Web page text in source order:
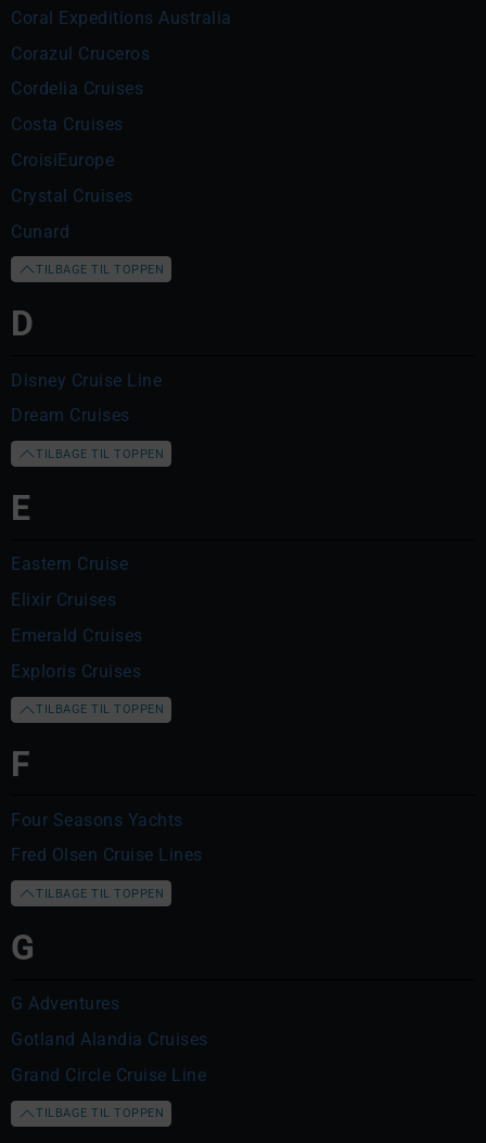
Coral Expeditions Australia
Corazul Cruceros
Cordelia Cruises
Costa Cruises
CroisiEurope
Crystal Cruises
Cunard
TILBAGE TIL TOPPEN
D
Disney Cruise Line
Dream Cruises
TILBAGE TIL TOPPEN
E
Eastern Cruise
Elixir Cruises
Emerald Cruises
Exploris Cruises
TILBAGE TIL TOPPEN
F
Four Seasons Yachts
Fred Olsen Cruise Lines
TILBAGE TIL TOPPEN
G
G Adventures
Gotland Alandia Cruises
Grand Circle Cruise Line
TILBAGE TIL TOPPEN